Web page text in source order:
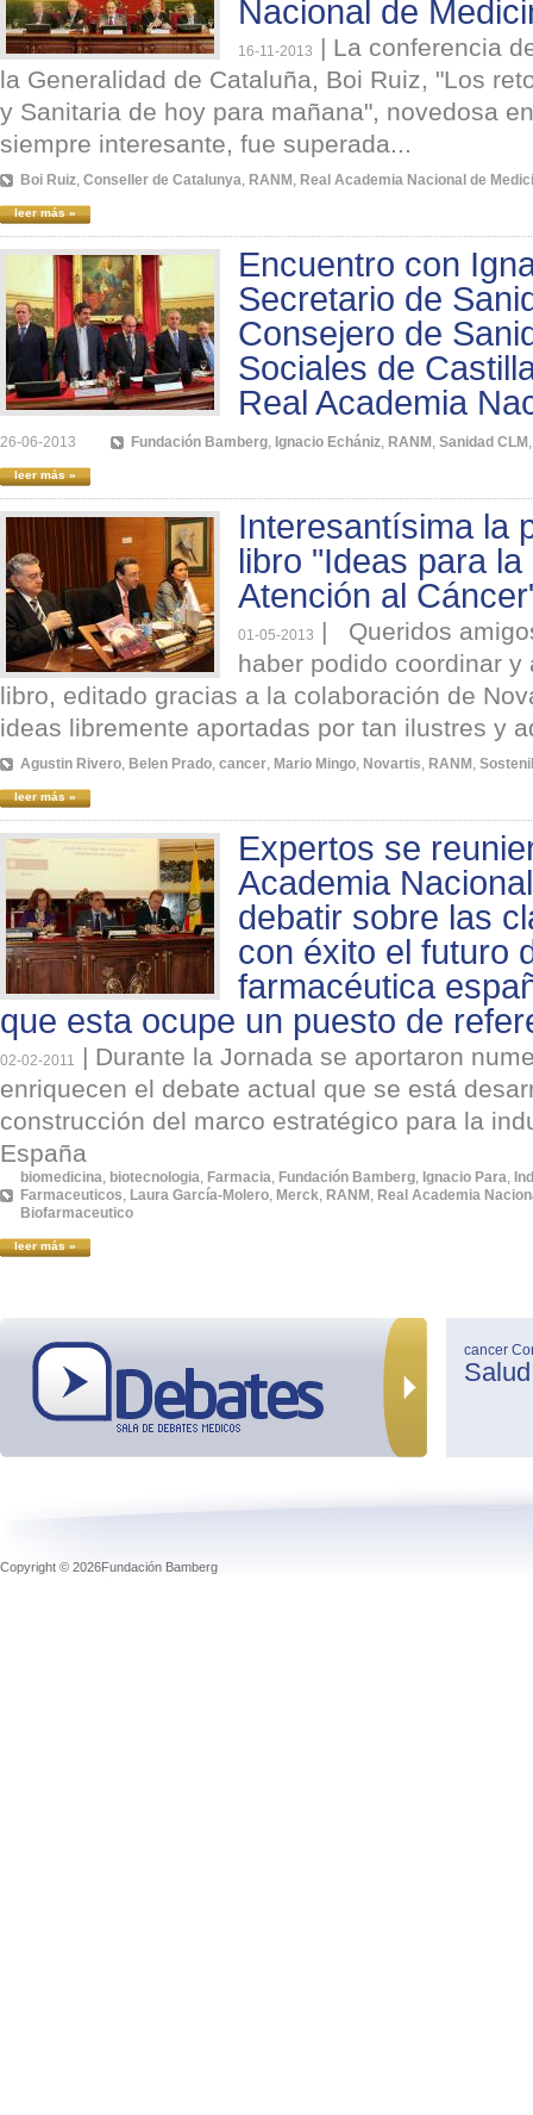
Nacional de
16-11-2013 | La conferencia
la Generalidad de Cataluña, Boi Ruiz, "Los
y Sanitaria de hoy para mañana", novedosa
siempre interesante, fue superada...
Boi Ruiz, Conseller de Catalunya, RANM , Real Academia Nacional de
leer más »
Encuentro con
Secretario de
Consejero de
Sociales de
Real Academia
26-06-2013 Fundación Bamberg, Ignacio Echániz, RANM , Sanidad CLM
leer más »
Interesantísima la
libro "Ideas para
Atención al
01-05-2013 |
Queridos
haber podido coordinar y
libro, editado gracias a la colaboración de
ideas libremente aportadas por tan ilustres y
Agustin Rivero, Belen Prado, cancer, Mario Mingo, Novartis, RANM ,
leer más »
Expertos se
Academia
debatir sobre las
con éxito el futuro
farmacéutica
que esta ocupe un puesto de
02-02-2011 | Durante la Jornada se aportaron
enriquecen el debate actual que se está
construcción del marco estratégico para la
España
biomedicina, biotecnologia, Farmacia, Fundación Bamberg, Ignacio Para,
Farmaceuticos, Laura García-Molero, Merck, RANM , Real Academia
Biofarmaceutico
leer más »
cancer
Salud
Copyright © 2026Fundación Bamberg